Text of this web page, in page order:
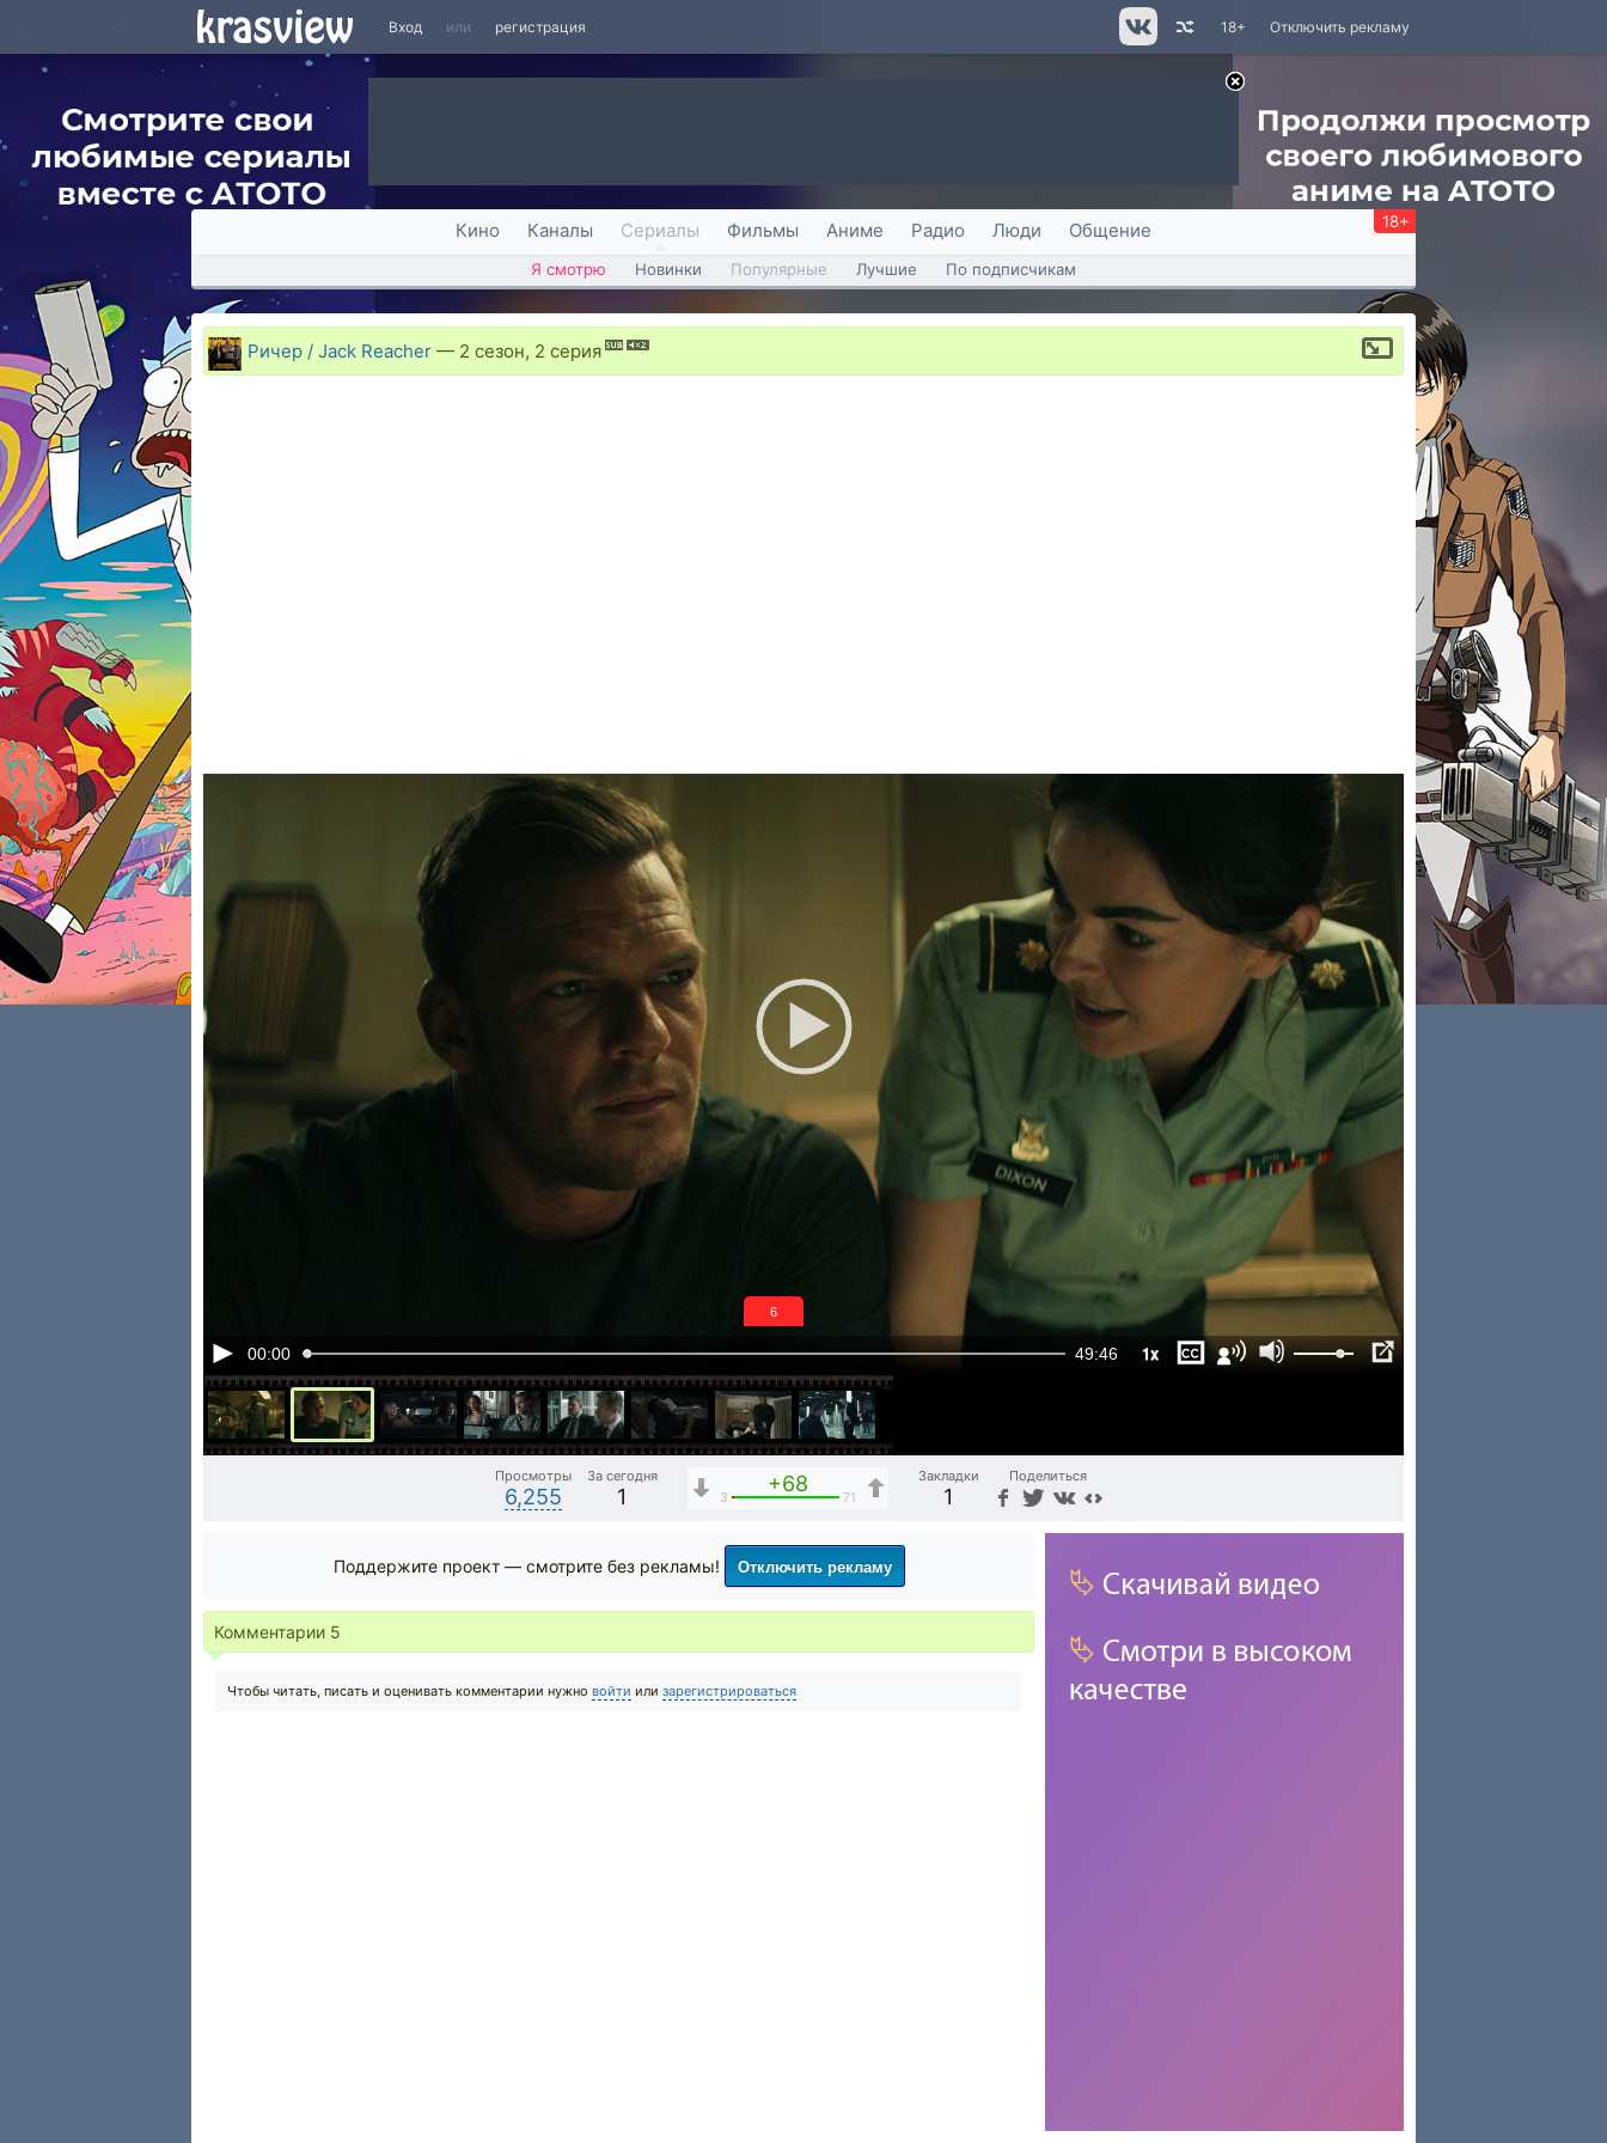
Вход или регистрация Отключить рекламу
18+
Кино Каналы Сериалы Фильмы Аниме Радио Люди Общение 18+
Я смотрю Новинки Популярные Лучшие По подписчикам
Ричер / Jack Reacher — 2 сезон, 2 серия
00:00 49:46 1x
5
Просмотры
6,255
За сегодня
1
+68
3 71
Закладки
1
Поделиться
Поддержите проект — смотрите без рекламы! Отключить рекламу
Комментарии 5
Чтобы читать, писать и оценивать комментарии нужно войти или зарегистрироваться